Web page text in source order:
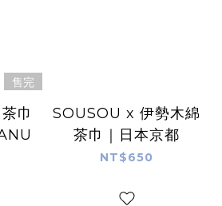
售完
巾
SOUSOU x 伊勢木綿
茶巾｜日本京都
NT$650